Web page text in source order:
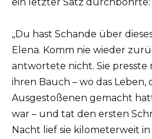
„Du hast Schande über
Elena. Komm nie wieder
antwortete nicht. Sie presste
ihren Bauch – wo das Leben,
Ausgestoßenen gemacht
war – und tat den ersten
Nacht lief sie kilometerweit in